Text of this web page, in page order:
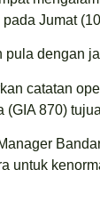
Jumat
pula dengan
catatan
(GIA 870)
untuk